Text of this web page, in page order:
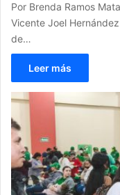
Por Brenda Ramos
Vicente Joel
de…
Leer más